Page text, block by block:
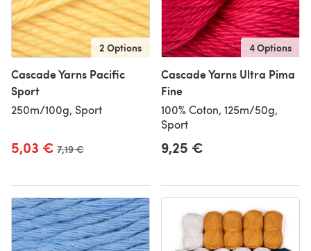
2 Options
Cascade Yarns Pacific
Sport
250m/100g, Sport
5,03 € Ancien prix
7,19 €
4 Options
Cascade Yarns Ultra Pima
Fine
100% Coton, 125m/50g,
Sport
9,25 €